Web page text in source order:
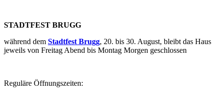
STADTFEST BRUGG
während dem Stadtfest Brugg, 20. bis 30. August, bleibt das Haus
jeweils von Freitag Abend bis Montag Morgen geschlossen
Reguläre Öffnungszeiten: